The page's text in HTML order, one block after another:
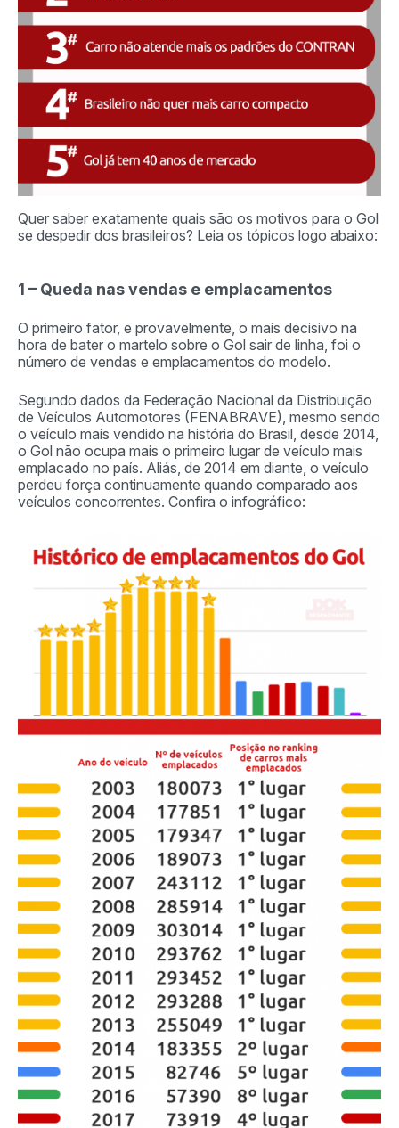
Quer saber exatamente quais são os motivos para o Gol
se despedir dos brasileiros? Leia os tópicos logo abaixo:
1 – Queda nas vendas e emplacamentos
O primeiro fator, e provavelmente, o mais decisivo na
hora de bater o martelo sobre o Gol sair de linha, foi o
número de vendas e emplacamentos do modelo.
Segundo dados da Federação Nacional da Distribuição
de Veículos Automotores (FENABRAVE), mesmo sendo
o veículo mais vendido na história do Brasil, desde 2014,
o Gol não ocupa mais o primeiro lugar de veículo mais
emplacado no país. Aliás, de 2014 em diante, o veículo
perdeu força continuamente quando comparado aos
veículos concorrentes. Confira o infográfico: